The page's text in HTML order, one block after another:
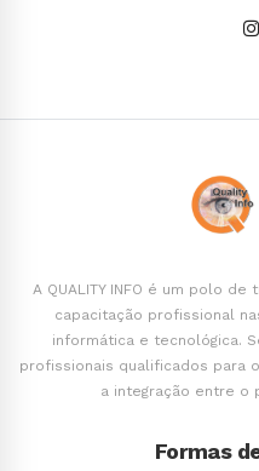
A QUALITY INFO é um polo
capacitação profissional
informática e tecnológica.
profissionais qualificados para
a integração entre o
Formas